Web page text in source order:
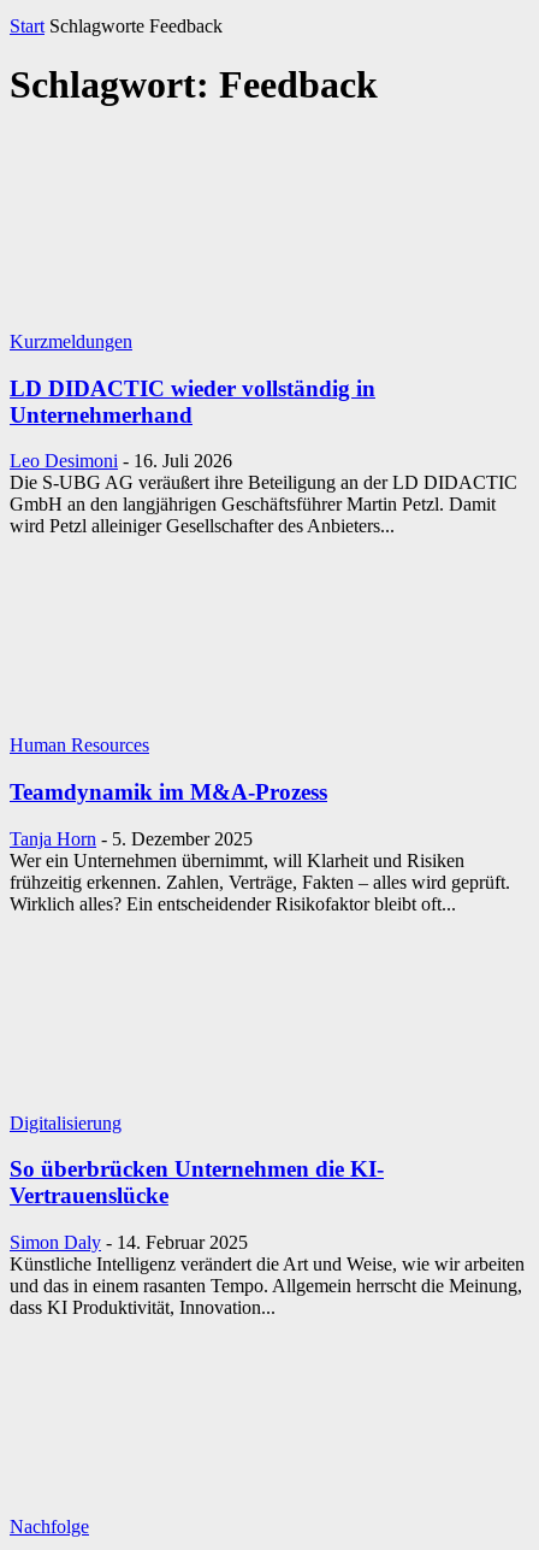
Start Schlagworte Feedback
Schlagwort: Feedback
Kurzmeldungen
LD DIDACTIC wieder vollständig in
Unternehmerhand
Leo Desimoni - 16. Juli 2026
Die S-UBG AG veräußert ihre Beteiligung an der LD DIDACTIC
GmbH an den langjährigen Geschäftsführer Martin Petzl. Damit
wird Petzl alleiniger Gesellschafter des Anbieters...
Human Resources
Teamdynamik im M&A-Prozess
Tanja Horn - 5. Dezember 2025
Wer ein Unternehmen übernimmt, will Klarheit und Risiken
frühzeitig erkennen. Zahlen, Verträge, Fakten – alles wird geprüft.
Wirklich alles? Ein entscheidender Risikofaktor bleibt oft...
Digitalisierung
So überbrücken Unternehmen die KI-
Vertrauenslücke
Simon Daly - 14. Februar 2025
Künstliche Intelligenz verändert die Art und Weise, wie wir arbeiten
und das in einem rasanten Tempo. Allgemein herrscht die Meinung,
dass KI Produktivität, Innovation...
Nachfolge